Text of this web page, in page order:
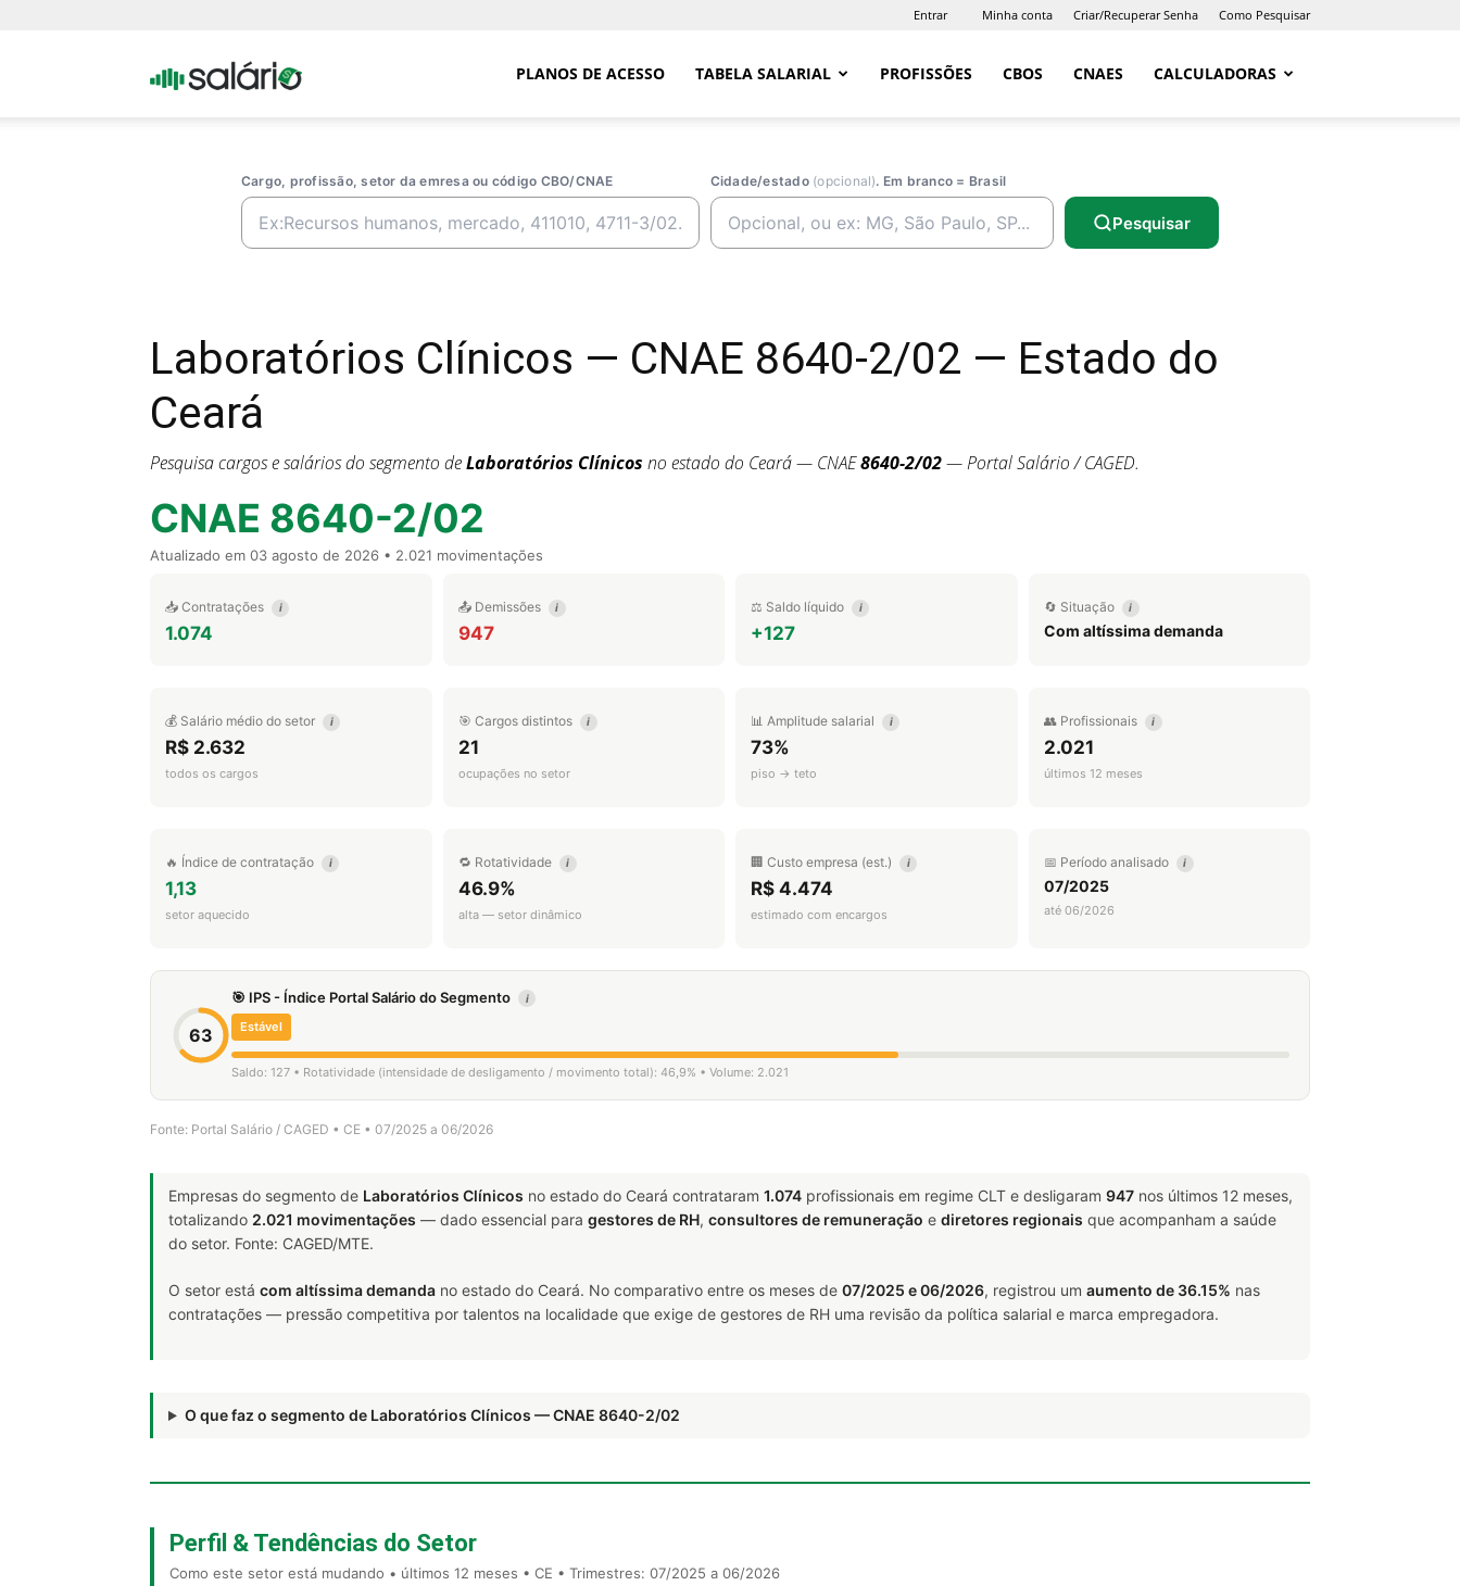
Entrar Minha conta Criar/Recuperar Senha Como Pesquisar
Portal PLANOS DE ACESSO TABELA SALARIAL PROFISSÕES CBOS CNAES CALCULADORAS
Cargo, profissão, setor da emresa ou código CBO/CNAE Cidade/estado (opcional). Em branco = Brasil
Pesquisar
Laboratórios Clínicos — CNAE 8640-2/02 — Estado do
Ceará
Pesquisa cargos e salários do segmento deLaboratórios Clínicos no estado do Ceará — CNAE8640-2/02— Portal Salário / CAGED.
CNAE 8640-2/02
Atualizado em 03 agosto de 2026 • 2.021 movimentações
📥 Contratações i
1.074
📤 Demissões i
947
⚖️ Saldo líquido i
+127
🔄 Situação i
Com altíssima demanda
💰 Salário médio do setor i
R$ 2.632
todos os cargos
🎯 Cargos distintos i
21
ocupações no setor
📊 Amplitude salarial i
73%
piso → teto
👥 Profissionais i
2.021
últimos 12 meses
🔥 Índice de contratação i
1,13
setor aquecido
🔁 Rotatividade i
46.9%
alta — setor dinâmico
🏢 Custo empresa (est.) i
R$ 4.474
estimado com encargos
📅 Período analisado i
07/2025
até 06/2026
63
🎯 IPS - Índice Portal Salário do Segmento i
Estável
Saldo: 127 • Rotatividade (intensidade de desligamento / movimento total): 46,9% • Volume: 2.021
Fonte: Portal Salário / CAGED • CE • 07/2025 a 06/2026
Empresas do segmento de Laboratórios Clínicos no estado do Ceará contrataram 1.074 profissionais em regime CLT e desligaram 947 nos últimos 12 meses,
totalizando 2.021 movimentações — dado essencial para gestores de RH, consultores de remuneração e diretores regionais que acompanham a saúde
do setor. Fonte: CAGED/MTE.
O setor está com altíssima demanda no estado do Ceará. No comparativo entre os meses de 07/2025 e 06/2026, registrou um aumento de 36.15% nas
contratações — pressão competitiva por talentos na localidade que exige de gestores de RH uma revisão da política salarial e marca empregadora.
O que faz o segmento de Laboratórios Clínicos — CNAE 8640-2/02
Perfil & Tendências do Setor
Como este setor está mudando • últimos 12 meses • CE • Trimestres: 07/2025 a 06/2026